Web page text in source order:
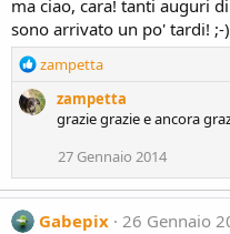
ma ciao, cara! tanti auguri
sono arrivato un po' tardi! ;-)
R
a
o
n
s
zampetta
zampetta
grazie grazie e ancora
27 Gennaio 2014
Gabepix 26 Gennaio